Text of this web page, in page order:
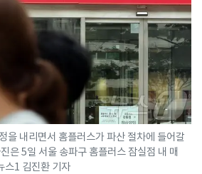
을 내리면서 홈플러스가 파산 절차에 들어갈
은 5일 서울 송파구 홈플러스 잠실점 내 매
1 김진환 기자